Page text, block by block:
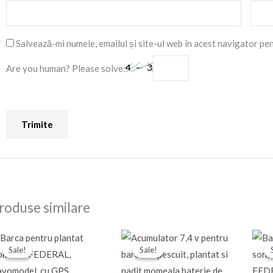
Salvează-mi numele, emailul și site-ul web în acest navigator
Are you human? Please solve:
similare
Sale!
Sale!
Prețul
inițial
a
Sale!
Sale!
Prețul
inițial
a
Prețul
curent
este: